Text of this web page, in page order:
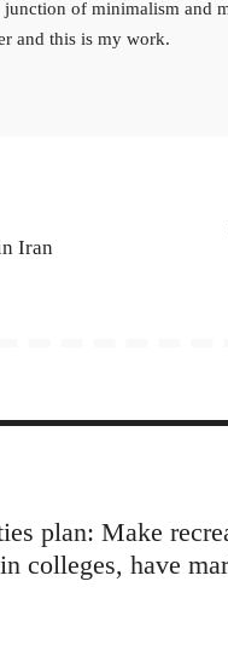
junction of minimalism and
and this is my work.
Iran
plan: Make
colleges, have